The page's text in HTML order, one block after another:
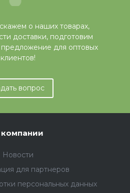
о наших товарах,
доставки, подготовим
для оптовых
клиентов!
вопрос
Новости
для партнеров
персональных данных